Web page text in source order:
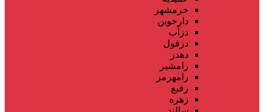
خرمشهر
دارخوین
دزآب
دزفول
دهدز
رامشیر
رامهرمز
رفیع
زهره